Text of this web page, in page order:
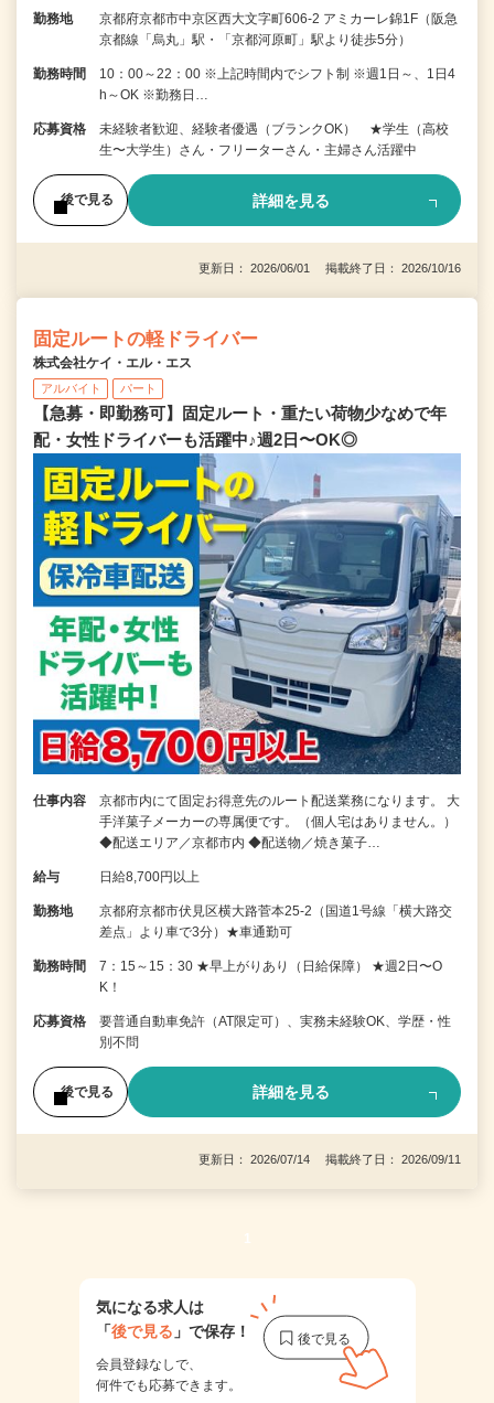
勤務地
京都府京都市中京区西大文字町606-2 アミカーレ錦1F（阪急
京都線「烏丸」駅・「京都河原町」駅より徒歩5分）
勤務時間
10：00～22：00 ※上記時間内でシフト制 ※週1日～、1日4
h～OK ※勤務日…
応募資格
未経験者歓迎、経験者優遇（ブランクOK） ★学生（高校
生〜大学生）さん・フリーターさん・主婦さん活躍中
後で見る 詳細を見る
更新日： 2026/06/01 掲載終了日： 2026/10/16
固定ルートの軽ドライバー
株式会社ケイ・エル・エス
アルバイト パート
【急募・即勤務可】固定ルート・重たい荷物少なめで年
配・女性ドライバーも活躍中♪週2日〜OK◎
仕事内容
京都市内にて固定お得意先のルート配送業務になります。 大
手洋菓子メーカーの専属便です。（個人宅はありません。）
◆配送エリア／京都市内 ◆配送物／焼き菓子…
給与 日給8,700円以上
勤務地
京都府京都市伏見区横大路菅本25-2（国道1号線「横大路交
差点」より車で3分）★車通勤可
勤務時間
7：15～15：30 ★早上がりあり（日給保障） ★週2日〜O
K！
応募資格
要普通自動車免許（AT限定可）、実務未経験OK、学歴・性
別不問
後で見る 詳細を見る
更新日： 2026/07/14 掲載終了日： 2026/09/11
1
気になる求人は
「後で見る 」で保存！
会員登録なしで、
何件でも応募できます。